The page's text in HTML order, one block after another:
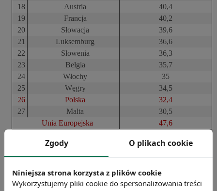
18
Austria
40,4
19
Francja
40,2
20
Słowacja
39,6
21
Luksemburg
36,6
22
Słowenia
36,3
23
Belgia
35,7
24
Włochy
35
25
Węgry
34,5
26
Polska
32,4
27
Malta
30,5
Unia Europejska
47,6
Opracowanie na podstawie Eurostatu
Zgody O plikach cookie
Niniejsza strona korzysta z plików cookie
Wykorzystujemy pliki cookie do spersonalizowania treści